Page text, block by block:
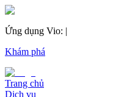
Ứng dụng Vio: |
Khám phá
Trang chủ
Dịch vụ